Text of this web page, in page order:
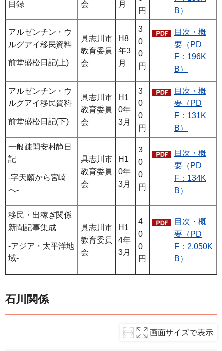
目録 会 月
円
B）
アルゼンチン・ウ
ルグアイ移民資料
前堂盛松日記(上)
具志川市
教育委員
会
H8
年3
月
3
0
0
円
目次・概
要（PD
F：196K
B）
アルゼンチン・ウ
ルグアイ移民資料
前堂盛松日記(下)
具志川市
教育委員
会
H1
0年
3月
3
0
0
円
目次・概
要（PD
F：131K
B）
一般疎開安村静日
記
-字天願から宮崎
へ-
具志川市
教育委員
会
H1
0年
3月
3
0
0
円
目次・概
要（PD
F：134K
B）
移民・出稼ぎ関係
新聞記事集成
-アジア・太平洋地
域-
具志川市
教育委員
会
H1
4年
3月
4
0
0
円
目次・概
要（PD
F：2,050K
B）
石川関係
画面サイズで表示